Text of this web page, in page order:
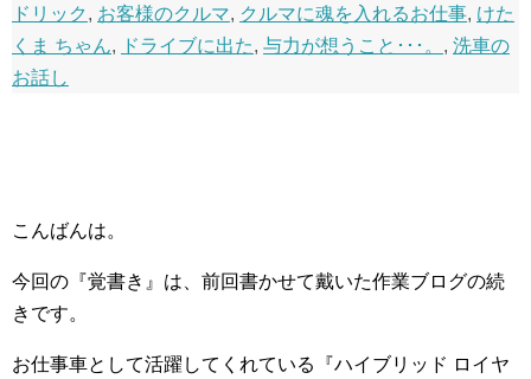
ドリック , お客様のクルマ, クルマに魂を入れるお仕事, けた
くま ちゃん, ドライブに出た, 与力が想うこと･･･。 , 洗車の
お話し
こんばんは。
今回の『覚書き』は、前回書かせて戴いた作業ブログの続
きです。
お仕事車として活躍してくれている『ハイブリッド ロイヤ